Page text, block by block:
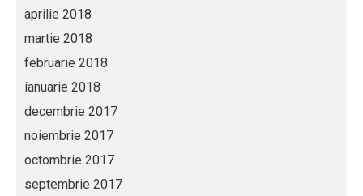
aprilie 2018
martie 2018
februarie 2018
ianuarie 2018
decembrie 2017
noiembrie 2017
octombrie 2017
septembrie 2017